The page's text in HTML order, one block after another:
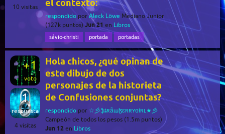
10 visitas el contexto:
respondido porAleck Löwe Mediano Junior
(127k puntos) Jun 21 en Libros
sávio-christi portada portadas
+1
voto
1
respuesta
4visitas
Hola chicos, ¿qué opinan de
este dibujo de dos
personajes de la historieta
de Confusiones conjuntas?
respondido por ☆彡ֆȶʀǟաɮɛʀʀʏɢɨʀʟ★彡
Campeón de todos los pesos (1.5m puntos)
Jun 12 en Libros